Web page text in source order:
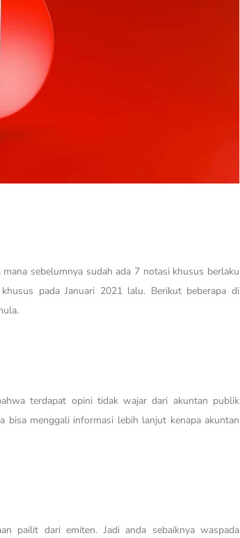
sebelumnya sudah ada 7 notasi khusus berlaku
pada Januari 2021 lalu. Berikut beberapa di
terdapat opini tidak wajar dari akuntan publik
bisa menggali informasi lebih lanjut kenapa akuntan
pailit dari emiten. Jadi anda sebaiknya waspada